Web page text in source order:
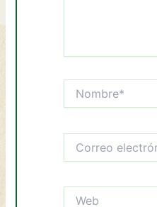
electrónico*